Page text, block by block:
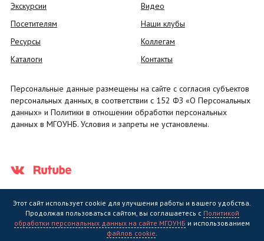
Экскурсии
Посетителям
Ресурсы
Каталоги
Видео
Наши клубы
Коллегам
Контакты
Персональные данные размещены на сайте с согласия субъектов
персональных данных, в соответствии с 152 ФЗ «О Персональных
данных» и Политики в отношении обработки персональных
данных в МГОУНБ. Условия и запреты не установлены.
Государственное областное бюджетное учреждение культуры
Этот сайт использует cookie для улучшения работы и вашего удобства.
Продолжая пользоваться сайтом, вы соглашаетесь с Политикой
обработки персональных данных на сайте МГОУНБ и использованием
файлов cookie.